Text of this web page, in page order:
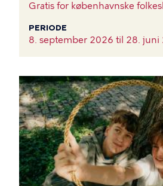
Gratis for københavnske
PERIODE
8. september 2026 til 28. juni
BILLEDE